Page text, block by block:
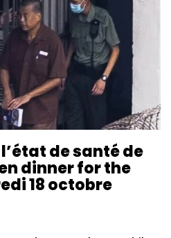
de santé de
dinner for the
18 octobre